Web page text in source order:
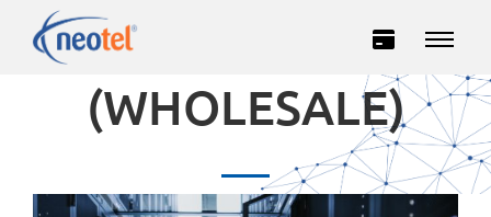
ИП ТРАНЗИТ
(WHOLESALE)